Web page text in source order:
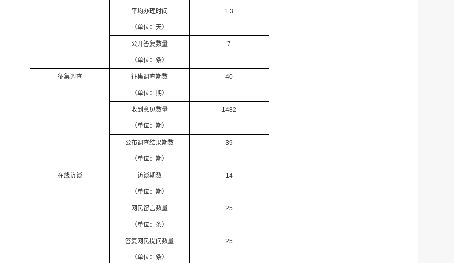
平均办理时间
（单位：天）
1.3
公开答复数量
（单位：条）
7
征集调查 征集调查期数
（单位：期）
40
收到意见数量
（单位：期）
1482
公布调查结果期数
（单位：期）
39
在线访谈 访谈期数
（单位：期）
14
网民留言数量
（单位：条）
25
答复网民提问数量
（单位：条）
25